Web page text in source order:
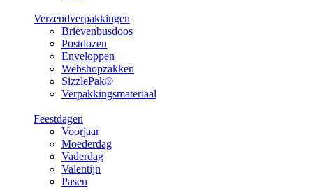
Verzendverpakkingen
Brievenbusdoos
Postdozen
Enveloppen
Webshopzakken
SizzlePak®
Verpakkingsmateriaal
Feestdagen
Voorjaar
Moederdag
Vaderdag
Valentijn
Pasen